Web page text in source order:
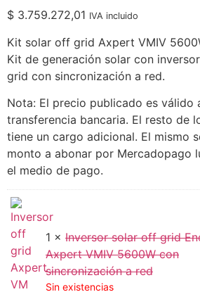
$ 3.759.272,01 IVA incluido
Kit solar off grid Axpert VMIV
Kit de generación solar con
grid con sincronización a red.
Nota: El precio publicado es válido
transferencia bancaria. El resto de
tiene un cargo adicional. El mismo
monto a abonar por Mercadopago
el medio de pago.
1 × Inversor solar off grid
Axpert VMIV 5600W con
sincronización a red
Sin existencias